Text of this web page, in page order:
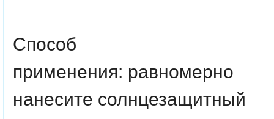
Способ
применения: равномерно
нанесите солнцезащитный